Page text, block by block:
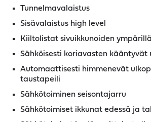
Tunnelmavalaistus
Sisävalaistus high level
Kiiltolistat sivuikkunoiden ympärillä
Sähköisesti koriavasten kääntyvät
Automaattisesti himmenevät
taustapeili
Sähkötoiminen seisontajarru
Sähkötoimiset ikkunat edessä ja